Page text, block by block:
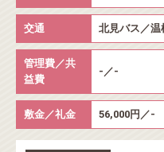
交通 北見バス／温
管理費／共
益費
-／-
敷金／礼金 56,000円／-